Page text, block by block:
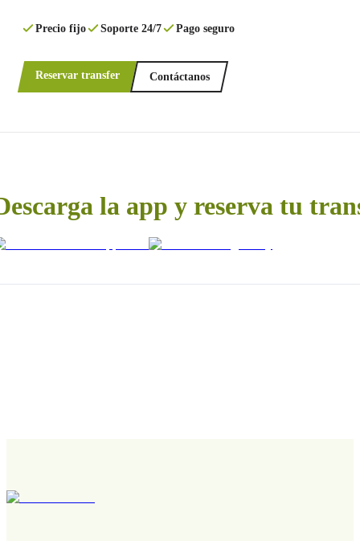
Precio fijo Soporte 24/7 Pago seguro
Reservar transfer Contáctanos
la app y reserva tu